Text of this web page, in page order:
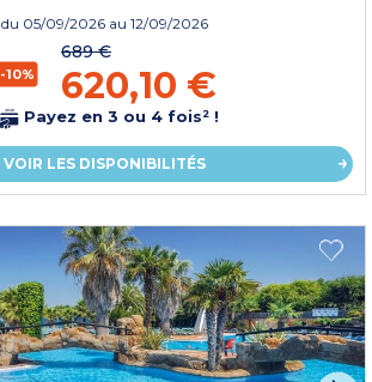
du 05/09/2026 au 12/09/2026
-10%
689 €
620,10 €
Payez en 3 ou 4 fois² !
VOIR LES DISPONIBILITÉS